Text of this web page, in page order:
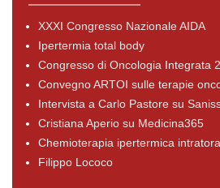
XXXI Congresso Nazionale AIDA
Ipertermia total body
Congresso di Oncologia Integrata
Convegno ARTOI sulle terapie
Intervista a Carlo Pastore su
Cristiana Aperio su Medicina365
Chemioterapia ipertermica
Filippo Lococo